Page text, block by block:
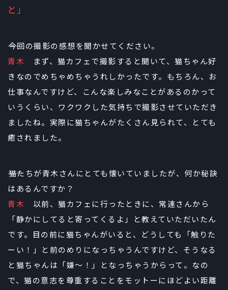
と」
――今回の撮影の感想を聞かせてください。
青木 まず、猫カフェで撮影すると聞いて、猫ちゃん好
きなのでめちゃめちゃうれしかったです。もちろん、お
仕事なんですけど、こんな楽しみなことがあるのかって
いうくらい、ワクワクした気持ちで撮影させていただき
ましたね。実際に猫ちゃんがたくさん見られて、とても
癒されました。
――猫たちが青木さんにとても懐いていましたが、何か秘訣
はあるんですか？
青木 以前、猫カフェに行ったときに、常連さんから
「静かにしてると寄ってくるよ」と教えていただいたん
です。目の前に猫ちゃんがいると、どうしても「触りた
ーい！」と前のめりになっちゃうんですけど、そうなる
と猫ちゃんは「嫌～！」となっちゃうからって。なの
で、猫の意志を尊重することをモットーにほどよい距離